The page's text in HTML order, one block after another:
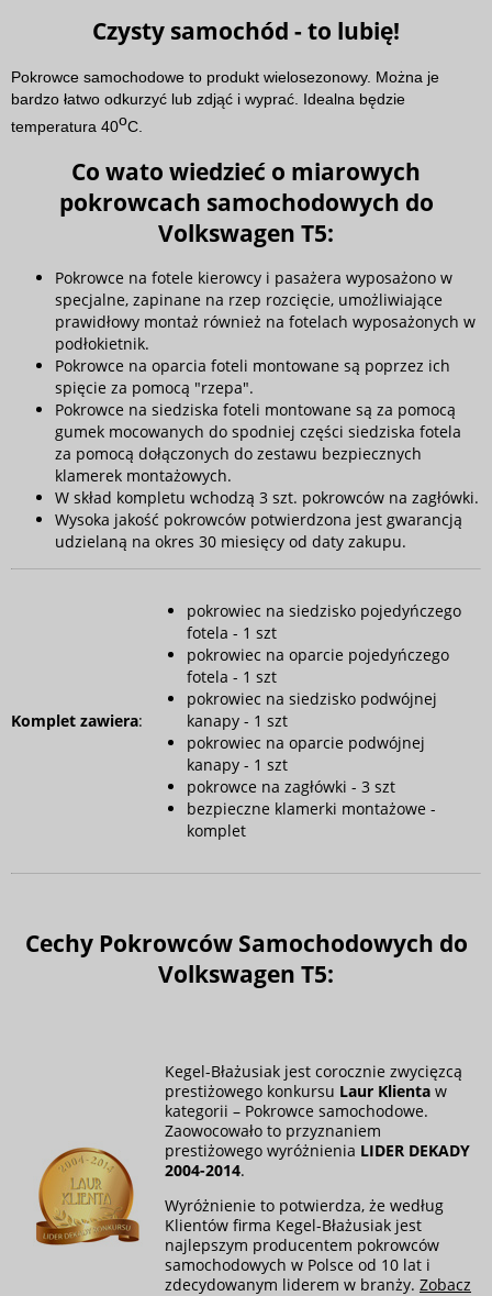
Czysty samochód - to lubię!
Pokrowce samochodowe to produkt wielosezonowy. Można je
bardzo łatwo odkurzyć lub zdjąć i wyprać. Idealna będzie
temperatura 40oC.
Co wato wiedzieć o miarowych
pokrowcach samochodowych do
Volkswagen T5:
Pokrowce na fotele kierowcy i pasażera wyposażono w
specjalne, zapinane na rzep rozcięcie, umożliwiające
prawidłowy montaż również na fotelach wyposażonych w
podłokietnik.
Pokrowce na oparcia foteli montowane są poprzez ich
spięcie za pomocą "rzepa".
Pokrowce na siedziska foteli montowane są za pomocą
gumek mocowanych do spodniej części siedziska fotela
za pomocą dołączonych do zestawu bezpiecznych
klamerek montażowych.
W skład kompletu wchodzą 3 szt. pokrowców na zagłówki.
Wysoka jakość pokrowców potwierdzona jest gwarancją
udzielaną na okres 30 miesięcy od daty zakupu.
Komplet zawiera:
pokrowiec na siedzisko pojedyńczego
fotela - 1 szt
pokrowiec na oparcie pojedyńczego
fotela - 1 szt
pokrowiec na siedzisko podwójnej
kanapy - 1 szt
pokrowiec na oparcie podwójnej
kanapy - 1 szt
pokrowce na zagłówki - 3 szt
bezpieczne klamerki montażowe -
komplet
Cechy Pokrowców Samochodowych do
Volkswagen T5:
Kegel-Błażusiak jest corocznie zwycięzcą
prestiżowego konkursu Laur Klienta w
kategorii – Pokrowce samochodowe.
Zaowocowało to przyznaniem
prestiżowego wyróżnienia LIDER DEKADY
2004-2014.
Wyróżnienie to potwierdza, że według
Klientów firma Kegel-Błażusiak jest
najlepszym producentem pokrowców
samochodowych w Polsce od 10 lat i
zdecydowanym liderem w branży. Zobacz